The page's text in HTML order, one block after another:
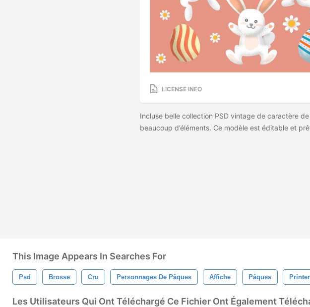
LICENSE INFO
Incluse belle collection PSD vintage de caractère
beaucoup d’éléments. Ce modèle est éditable et
This Image Appears In Searches For
Psd Brosse Cru Personnages De Pâques Affiche Pâques
Les Utilisateurs Qui Ont Téléchargé Ce Fichier Ont Également